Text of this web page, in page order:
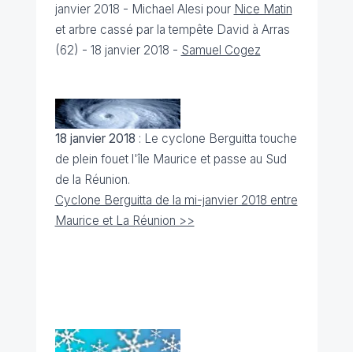
janvier 2018 - Michael Alesi pour Nice Matin
et arbre cassé par la tempête David à Arras
(62) - 18 janvier 2018 - Samuel Cogez
18 janvier 2018 : Le cyclone Berguitta touche
de plein fouet l'île Maurice et passe au Sud
de la Réunion.
Cyclone Berguitta de la mi-janvier 2018 entre
Maurice et La Réunion >>